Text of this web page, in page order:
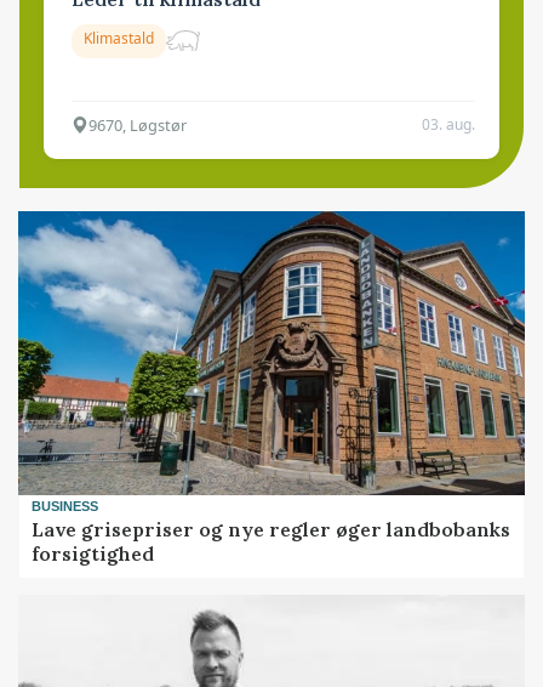
Klimastald
9670, Løgstør 03. aug.
BUSINESS
Lave grisepriser og nye regler øger landbobanks
forsigtighed